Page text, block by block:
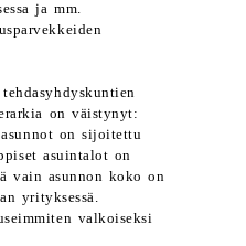
ja mm.
on väistynyt:
on sijoitettu
asuintalot on
vain asunnon koko on
yrityksessä.
valkoiseksi